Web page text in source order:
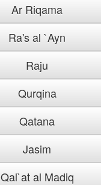
Ar Riqama
Ra's al `Ayn
Raju
Qurqina
Qatana
Jasim
Qal`at al Madiq